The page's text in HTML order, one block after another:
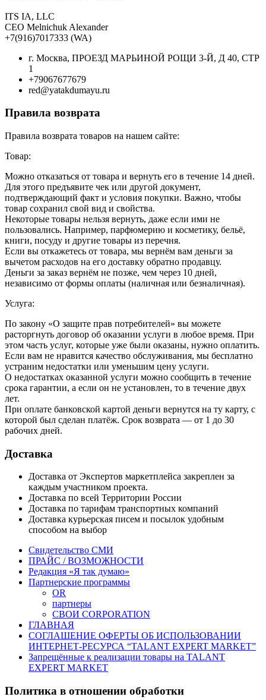
ITS IA, LLC
CEO Melnichuk Alexander
+7(916)7017333 (WA)
г. Москва, ПРОЕЗД МАРЬИНОЙ РОЩИ 3-Й, Д 40, СТР
1
+79067677679
red@yatakdumayu.ru
Правила возврата
Правила возврата товаров на нашем сайте:
Товар:
Можно отказаться от товара и вернуть его в течение 14 дней.
Для этого предъявите чек или другой документ,
подтверждающий факт и условия покупки. Важно, чтобы
товар сохранил свой вид и свойства.
Некоторые товары нельзя вернуть, даже если ими не
пользовались. Например, парфюмерию и косметику, бельё,
книги, посуду и другие товары из перечня.
Если вы откажетесь от товара, мы вернём вам деньги за
вычетом расходов на его доставку обратно продавцу.
Деньги за заказ вернём не позже, чем через 10 дней,
независимо от формы оплаты (наличная или безналичная).
Услуга:
По закону «О защите прав потребителей» вы можете
расторгнуть договор об оказании услуги в любое время. При
этом часть услуг, которые уже были оказаны, нужно оплатить.
Если вам не нравится качество обслуживания, мы бесплатно
устраним недостатки или уменьшим цену услуги.
О недостатках оказанной услуги можно сообщить в течение
срока гарантии, а если он не установлен, то в течение двух
лет.
При оплате банковской картой деньги вернутся на ту карту, с
которой был сделан платёж. Срок возврата — от 1 до 30
рабочих дней.
Доставка
Доставка от Экспертов маркетплейса закреплен за
каждым участником проекта.
Доставка по всей Территории России
Доставка по тарифам транспортных компаний
Доставка курьерская писем и посылок удобным
способом на выбор
Свидетельство СМИ
ПРАЙС / ВОЗМОЖНОСТИ
Редакция «Я так думаю»
Партнерские программы
OR
партнеры
СВОИ CORPORATION
ГЛАВНАЯ
СОГЛАШЕНИЕ ОФЕРТЫ ОБ ИСПОЛЬЗОВАНИИ
ИНТЕРНЕТ-РЕСУРСА “TALANT EXPERT MARKET”
Запрещённые к реализации товары на TALANT
EXPERT MARKET
Политика в отношении обработки